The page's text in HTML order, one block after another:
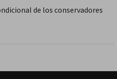
de los conservadores